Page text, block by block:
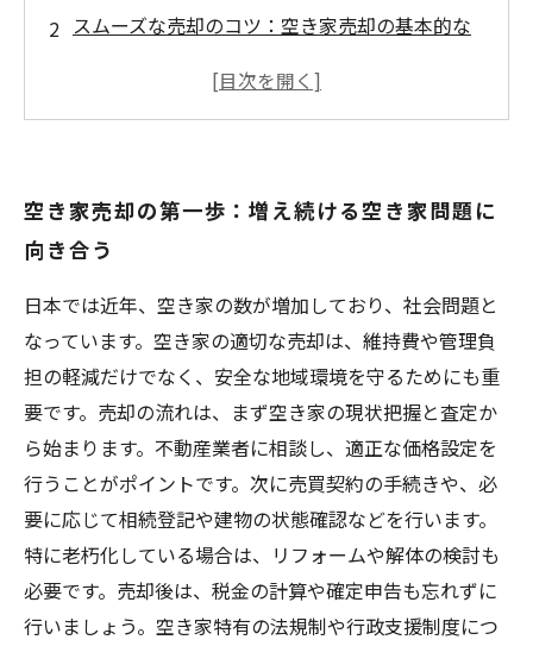
スムーズな売却のコツ：空き家売却の基本的な
注意すべきポイント：空き家特有の法的・手続
がら売却を成功させる方法
安心して売るために：空き家売却の全ステップ
を振り返り最適な判断を
専門家が教える空き家売却の最新事情とよくあ
る質問まとめ
空き家を資産に変える！売却後の活用アイデア
と未来展望
空き家売却の第一歩：増え続ける空き家問題に
向き合う
日本では近年、空き家の数が増加しており、社会問題と
なっています。空き家の適切な売却は、維持費や管理負
担の軽減だけでなく、安全な地域環境を守るためにも重
要です。売却の流れは、まず空き家の現状把握と査定か
ら始まります。不動産業者に相談し、適正な価格設定を
行うことがポイントです。次に売買契約の手続きや、必
要に応じて相続登記や建物の状態確認などを行います。
特に老朽化している場合は、リフォームや解体の検討も
必要です。売却後は、税金の計算や確定申告も忘れずに
行いましょう。空き家特有の法規制や行政支援制度につ